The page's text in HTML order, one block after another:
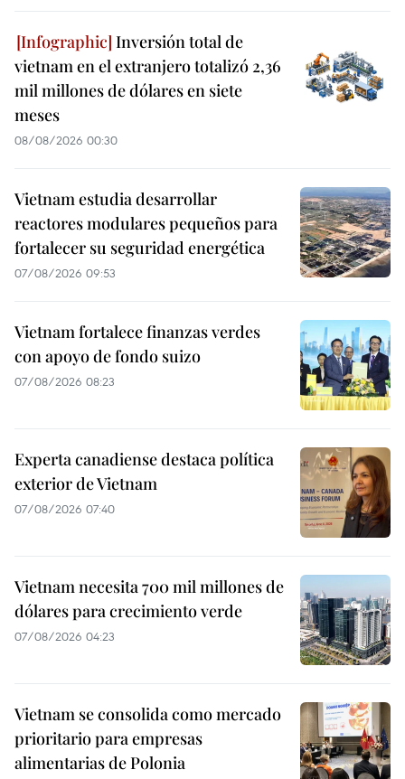
Inversión total de
vietnam en el extranjero totalizó 2,36
mil millones de dólares en siete
meses
08/08/2026 00:30
Vietnam estudia desarrollar
reactores modulares pequeños para
fortalecer su seguridad energética
07/08/2026 09:53
Vietnam fortalece finanzas verdes
con apoyo de fondo suizo
07/08/2026 08:23
Experta canadiense destaca política
exterior de Vietnam
07/08/2026 07:40
Vietnam necesita 700 mil millones de
dólares para crecimiento verde
07/08/2026 04:23
Vietnam se consolida como mercado
prioritario para empresas
alimentarias de Polonia